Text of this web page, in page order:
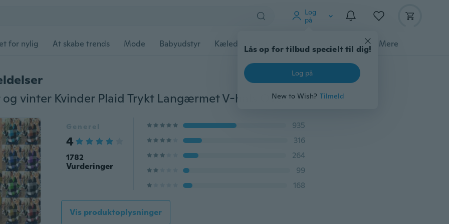
Log
på
Lås op for tilbud specielt til dig!
Log på
New to Wish? Tilmeld
for nylig At skabe trends Mode Babyudstyr Kæledyrstilbehør Gadgets Værktøj Mere
2022 Efterår og vinter Kvinder Plaid Trykt Langærmet V-hals Overtøj Skjorter Chemise Femme (8 farver)
Generel
4
1782
Vurderinger
935
316
264
99
168
Vis produktoplysninger